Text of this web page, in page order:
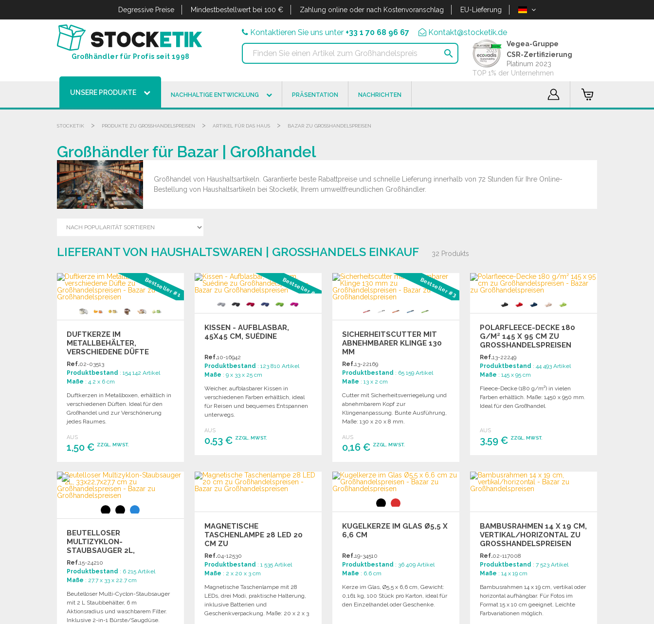
Degressive Preise Mindestbestellwert bei 100 € Zahlung online oder nach Kostenvoranschlag EU-Lieferung
Großhändler für Profis seit 1998
Kontaktieren Sie uns unter +33 1 70 68 96 67 Kontakt@stocketik.de

Vegea-Gruppe
CSR-Zertifizierung
Platinum 2023
TOP 1% der Unternehmen
UNSERE PRODUKTE NACHHALTIGE ENTWICKLUNG PRÄSENTATION NACHRICHTEN
STOCKETIK > PRODUKTE ZU GROSSHANDELSPREISEN > ARTIKEL FÜR DAS HAUS > BAZAR ZU GROSSHANDELSPREISEN
Großhändler für Bazar | Großhandel
Großhandel von Haushaltsartikeln. Garantierte beste Rabattpreise und schnelle Lieferung innerhalb von 72 Stunden für Ihre Online-
Bestellung von Haushaltsartikeln bei Stocketik, Ihrem umweltfreundlichen Großhändler.
LIEFERANT VON HAUSHALTSWAREN | GROSSHANDELS EINKAUF 32 Produkts
Bestseller #1
DUFTKERZE IM
METALLBEHÄLTER,
VERSCHIEDENE DÜFTE
Ref.02-03513
Produktbestand : 154 142 Artikel
Maße : 4.2 x 6 cm
Duftkerzen in Metallboxen, erhältlich in
verschiedenen Düften. Ideal für den
Großhandel und zur Verschönerung
jedes Raumes.
AUS
1,50 € ZZGL. MWST.
Angebot anfordern
Bestseller #2
KISSEN - AUFBLASBAR,
45X45 CM, SUÉDINE
Ref.10-16942
Produktbestand : 123 810 Artikel
Maße : 9 x 33 x 25 cm
Weicher, aufblasbarer Kissen in
verschiedenen Farben erhältlich, ideal
für Reisen und bequemes Entspannen
unterwegs.
AUS
0,53 € ZZGL. MWST.
Angebot anfordern
Bestseller #3
SICHERHEITSCUTTER MIT
ABNEHMBARER KLINGE 130
MM
Ref.13-22169
Produktbestand : 65 159 Artikel
Maße : 13 x 2 cm
Cutter mit Sicherheitsverriegelung und
abnehmbarem Kopf zur
Klingenanpassung. Bunte Ausführung,
Maße: 130 x 20 x 8 mm.
AUS
0,16 € ZZGL. MWST.
Angebot anfordern
POLARFLEECE-DECKE 180
G/M² 145 X 95 CM ZU
GROSSHANDELSPREISEN
Ref.13-22249
Produktbestand : 44 493 Artikel
Maße : 145 x 95 cm
Fleece-Decke (180 g/m²) in vielen
Farben erhältlich. Maße: 1450 x 950 mm.
Ideal für den Großhandel.
AUS
3,59 € ZZGL. MWST.
Angebot anfordern
BEUTELLOSER
MULTIZYKLON-
STAUBSAUGER 2L,
33X22,7X27,7 CM
Ref.15-24210
Produktbestand : 6 215 Artikel
Maße : 27.7 x 33 x 22.7 cm
Beutelloser Multi-Cyclon-Staubsauger
mit 2 L Staubbehälter, 6 m
Aktionsradius und waschbarem Filter.
Inklusive 2-in-1 Bürste/Saugdüse.
MAGNETISCHE
TASCHENLAMPE 28 LED 20
CM ZU
GROSSHANDELSPREISEN
Ref.04-12530
Produktbestand : 1 535 Artikel
Maße : 2 x 20 x 3 cm
Magnetische Taschenlampe mit 28
LEDs, drei Modi, praktische Halterung,
inklusive Batterien und
Geschenkverpackung. Maße: 20 x 2 x 3
KUGELKERZE IM GLAS Ø5,5 X
6,6 CM
Ref.19-34510
Produktbestand : 36 409 Artikel
Maße : 6.6 cm
Kerze im Glas, Ø5,5 x 6,6 cm, Gewicht:
0,161 kg, 100 Stück pro Karton, ideal für
den Einzelhandel oder Geschenke.
BAMBUSRAHMEN 14 X 19 CM,
VERTIKAL/HORIZONTAL ZU
GROSSHANDELSPREISEN
Ref.02-117008
Produktbestand : 7 523 Artikel
Maße : 14 x 19 cm
Bambusrahmen 14 x 19 cm, vertikal oder
horizontal aufhängbar. Für Fotos im
Format 15 x 10 cm geeignet. Leichte
Farbvariationen möglich.